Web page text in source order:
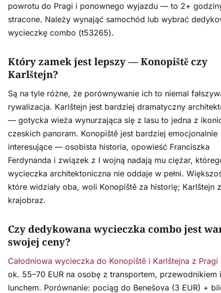
powrotu do Pragi i ponownego wyjazdu — to 2+
stracone. Należy wynająć samochód lub wybrać
wycieczkę combo (t53265).
Który zamek jest lepszy — Konopiště czy
Karlštejn?
Są na tyle różne, że porównywanie ich to niemal
rywalizacja. Karlštejn jest bardziej dramatyczny
— gotycka wieża wynurzająca się z lasu to jedna z
czeskich panoram. Konopiště jest bardziej emocjonalnie
interesujące — osobista historia, opowieść Franciszka
Ferdynanda i związek z I wojną nadają mu ciężar,
wycieczka architektoniczna nie oddaje w pełni.
które widziały oba, woli Konopiště za historię; Karlštejn
krajobraz.
Czy dedykowana wycieczka combo jest
swojej ceny?
Całodniowa wycieczka do Konopiště i Karlštejna z Pragi
ok. 55–70 EUR na osobę z transportem, przewodnikiem i
lunchem. Porównanie: pociąg do Benešova (3 EUR) +